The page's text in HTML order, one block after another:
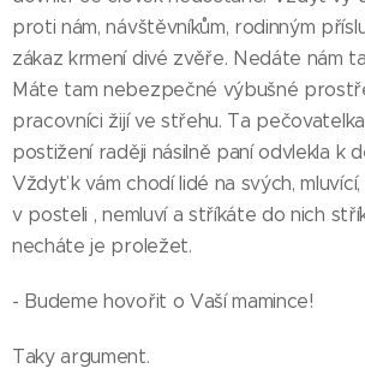
proti nám, návštěvníkům, rodinným
zákaz krmení divé zvěře. Nedáte nám
Máte tam nebezpečné výbušné
pracovníci žijí ve střehu. Ta
postižení raději násilně paní odvlekla k
Vždyť k vám chodí lidé na svých,
v posteli , nemluví a stříkáte do nich
necháte je proležet.
- Budeme hovořit o Vaší mamince!
Taky argument.